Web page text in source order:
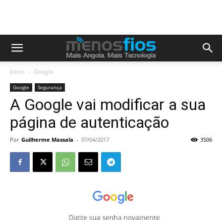
Início Google
Google Segurança
A Google vai modificar a sua
página de autenticação
Por Guilherme Massala - 07/04/2017 3506